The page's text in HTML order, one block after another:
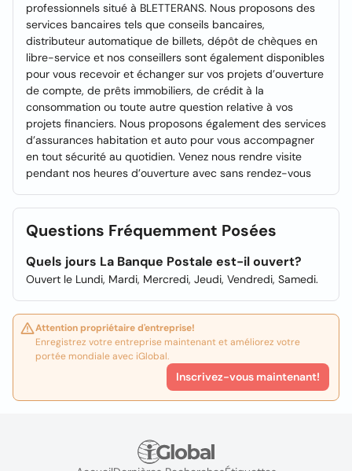
professionnels situé à BLETTERANS. Nous proposons des
services bancaires tels que conseils bancaires,
distributeur automatique de billets, dépôt de chèques en
libre-service et nos conseillers sont également disponibles
pour vous recevoir et échanger sur vos projets d’ouverture
de compte, de prêts immobiliers, de crédit à la
consommation ou toute autre question relative à vos
projets financiers. Nous proposons également des services
d’assurances habitation et auto pour vous accompagner
en tout sécurité au quotidien. Venez nous rendre visite
pendant nos heures d’ouverture avec sans rendez-vous
Questions Fréquemment Posées
Quels jours La Banque Postale est-il ouvert?
Ouvert le Lundi, Mardi, Mercredi, Jeudi, Vendredi, Samedi.
Attention propriétaire d'entreprise!
Enregistrez votre entreprise maintenant et améliorez votre
portée mondiale avec iGlobal.
Inscrivez-vous maintenant!